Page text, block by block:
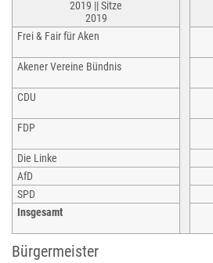
2019 || Sitze
2019
Frei & Fair für Aken
Akener Vereine Bündnis
CDU
FDP
Die Linke
AfD
SPD
Insgesamt
Bürgermeister